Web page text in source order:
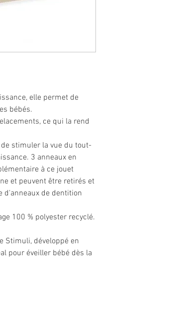
elle permet de
bébés.
ce qui la rend
stimuler la vue du tout-
3 anneaux en
à ce jouet
et peuvent être retirés et
d'anneaux de dentition
100 % polyester recyclé.
Stimuli, développé en
pour éveiller bébé dès la